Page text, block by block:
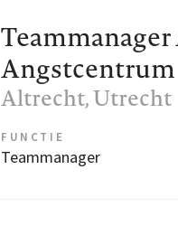
Angstcentrum
Altrecht, Utrecht
FUNCTIE
Teammanager